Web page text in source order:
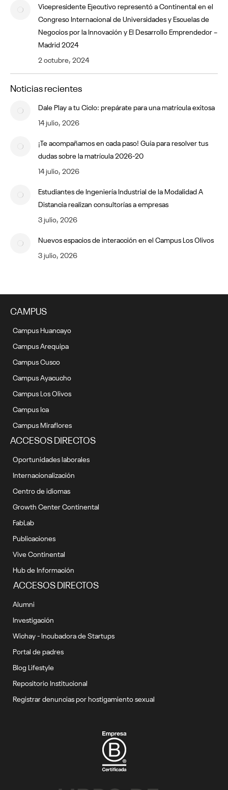
Vicepresidente Ejecutivo representó a Continental en el
Congreso Internacional de Universidades y Escuelas de
Negocios por la Innovación y El Desarrollo Emprendedor –
Madrid 2024
2 octubre, 2024
Noticias recientes
Dale Play a tu Ciclo: prepárate para una matrícula exitosa
14 julio, 2026
¡Te acompañamos en cada paso! Guía para resolver tus
dudas sobre la matrícula 2026-20
14 julio, 2026
Estudiantes de Ingeniería Industrial de la Modalidad A
Distancia realizan consultorías a empresas
3 julio, 2026
Nuevos espacios de interacción en el Campus Los Olivos
3 julio, 2026
CAMPUS
Campus Huancayo
Campus Arequipa
Campus Cusco
Campus Ayacucho
Campus Los Olivos
Campus Ica
Campus Miraflores
ACCESOS DIRECTOS
Oportunidades laborales
Internacionalización
Centro de idiomas
Growth Center Continental
FabLab
Publicaciones
Vive Continental
Hub de Información
ACCESOS DIRECTOS
Alumni
Investigación
Wichay - Incubadora de Startups
Portal de padres
Blog Lifestyle
Repositorio Institucional
Registrar denuncias por hostigamiento sexual